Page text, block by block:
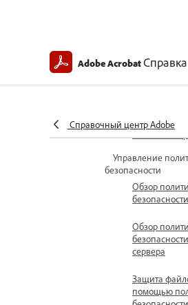
Adobe AcrobatСправка
Справочный центр Adobe
Блокировка
Сброс
вложенных
Управление
безопасности
Обзор
безопасности
Обзор
сервера
Защита
помощью